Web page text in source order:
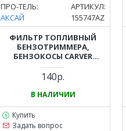
ПРО-ТЕЛЬ:
АКСАЙ
АРТИКУЛ:
155747AZ
ФИЛЬТР ТОПЛИВНЫЙ
БЕНЗОТРИММЕРА,
БЕНЗОКОСЫ CARVER
(КАРВЕР) GBC-043, GBC-052
140р.
В НАЛИЧИИ
Купить
Задать вопрос